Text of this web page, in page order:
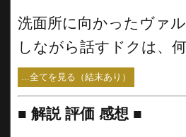
洗面所に向かったヴァ
しながら話すドクは、
...全てを見る（結末あり）
■ 解説 評価 感想 ■